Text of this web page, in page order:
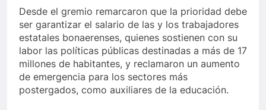
Desde el gremio remarcaron que la prioridad debe
ser garantizar el salario de las y los trabajadores
estatales bonaerenses, quienes sostienen con su
labor las políticas públicas destinadas a más de 17
millones de habitantes, y reclamaron un aumento
de emergencia para los sectores más
postergados, como auxiliares de la educación.